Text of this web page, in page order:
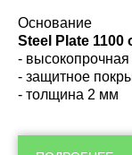
Основание
Steel Plate 1100
- высокопрочная
- защитное
- толщина 2 мм